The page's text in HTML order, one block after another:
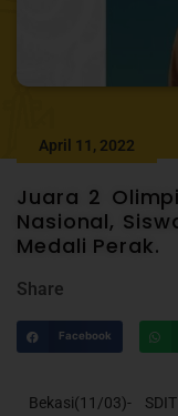
April 11, 2022
Juara 2
Nasional,
Medali Perak.
Share
Facebook
Bekasi(11/03)-